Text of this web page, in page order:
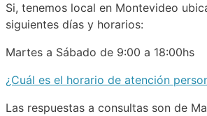
Si, tenemos local en Montevideo
siguientes días y horarios:
Martes a Sábado de 9:00 a 18:00hs
¿Cuál es el horario de atención
Las respuestas a consultas son de